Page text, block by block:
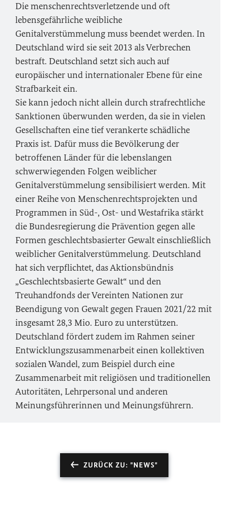
Die menschenrechtsverletzende und oft
lebensgefährliche weibliche
Genitalverstümmelung muss beendet werden. In
Deutschland wird sie seit 2013 als Verbrechen
bestraft. Deutschland setzt sich auch auf
europäischer und internationaler Ebene für eine
Strafbarkeit ein.
Sie kann jedoch nicht allein durch strafrechtliche
Sanktionen überwunden werden, da sie in vielen
Gesellschaften eine tief verankerte schädliche
Praxis ist. Dafür muss die Bevölkerung der
betroffenen Länder für die lebenslangen
schwerwiegenden Folgen weiblicher
Genitalverstümmelung sensibilisiert werden. Mit
einer Reihe von Menschenrechtsprojekten und
Programmen in Süd-, Ost- und Westafrika stärkt
die Bundesregierung die Prävention gegen alle
Formen geschlechtsbasierter Gewalt einschließlich
weiblicher Genitalverstümmelung. Deutschland
hat sich verpflichtet, das Aktionsbündnis
„Geschlechtsbasierte Gewalt“ und den
Treuhandfonds der Vereinten Nationen zur
Beendigung von Gewalt gegen Frauen 2021/22 mit
insgesamt 28,3 Mio. Euro zu unterstützen.
Deutschland fördert zudem im Rahmen seiner
Entwicklungszusammenarbeit einen kollektiven
sozialen Wandel, zum Beispiel durch eine
Zusammenarbeit mit religiösen und traditionellen
Autoritäten, Lehrpersonal und anderen
Meinungsführerinnen und Meinungsführern.
ZURÜCK ZU: "NEWS"